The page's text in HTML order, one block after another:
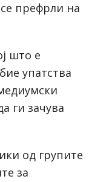
префрли на
што е
упатства
ги зачува
од групите
за